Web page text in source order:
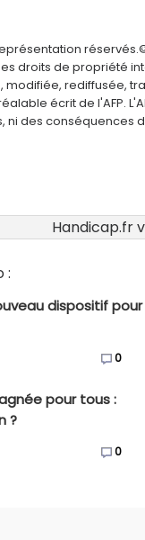
droits de propriété
rediffusée,
écrit de l'AFP.
ni des
Handicap.fr
:
dispositif pour
0
pour tous :
?
0